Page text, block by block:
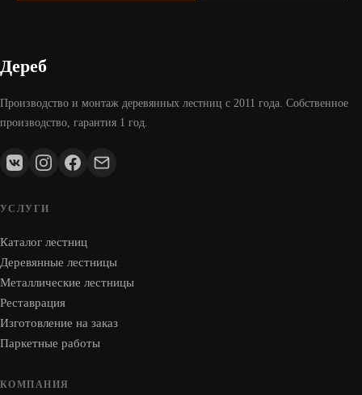
Дереб
Производство и монтаж деревянных лестниц с 2011 года. Собственное
производство, гарантия 1 год.
УСЛУГИ
Каталог лестниц
Деревянные лестницы
Металлические лестницы
Реставрация
Изготовление на заказ
Паркетные работы
КОМПАНИЯ